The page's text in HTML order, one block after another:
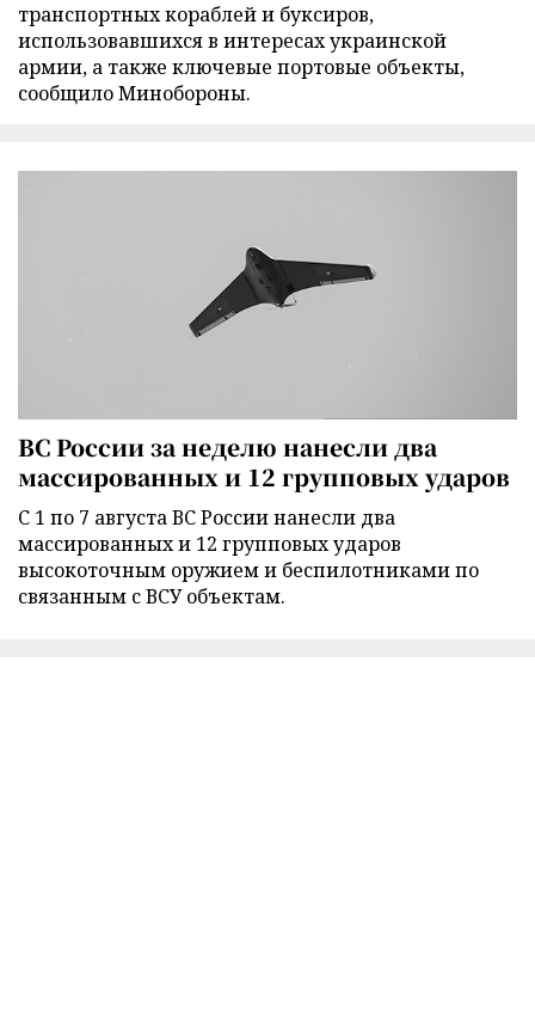
транспортных кораблей и буксиров,
использовавшихся в интересах украинской
армии, а также ключевые портовые объекты,
сообщило Минобороны.
ВС России за неделю нанесли два
массированных и 12 групповых ударов
С 1 по 7 августа ВС России нанесли два
массированных и 12 групповых ударов
высокоточным оружием и беспилотниками по
связанным с ВСУ объектам.